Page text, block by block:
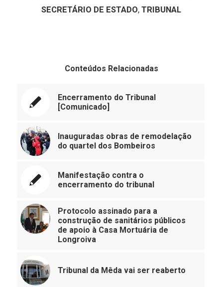
SECRETÁRIO DE ESTADO,TRIBUNAL
Conteúdos Relacionadas
Encerramento do Tribunal
[Comunicado]
Inauguradas obras de remodelação
do quartel dos Bombeiros
Manifestação contra o
encerramento do tribunal
Protocolo assinado para a
construção de sanitários públicos
de apoio à Casa Mortuária de
Longroiva
Tribunal da Mêda vai ser reaberto